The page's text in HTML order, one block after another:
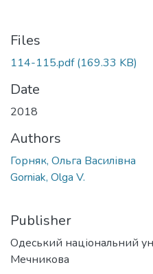
Files
114-115.pdf(169.33 KB)
Date
2018
Authors
Горняк, Ольга Василівна
Gorniak, Olga V.
Publisher
Одеський національний
Мечникова